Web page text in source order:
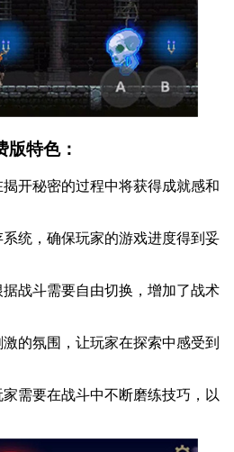
特色：
开秘密的过程中将获得成就感和
统，确保玩家的游戏进度得到妥
战斗需要自由切换，增加了战术
的氛围，让玩家在探索中感受到
需要在战斗中不断磨练技巧，以